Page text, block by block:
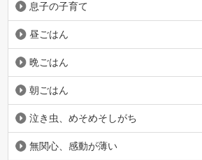
息子の子育て
昼ごはん
晩ごはん
朝ごはん
泣き虫、めそめそしがち
無関心、感動が薄い